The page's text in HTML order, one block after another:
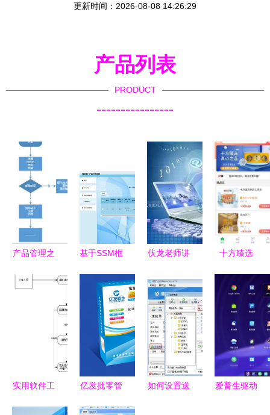
更新时间：2026-08-08 14:26:29
产品列表
PRODUCT
----------------
产品管理之
龙果到大使
智能工程心
基于SSM框
厂产品分拣
系统设计与
实现
伏龙老师讲
工程专业深
度解读
十方臻选
下载指南
安全获取软
件的正确方
式
实用软件工
亿发批零管
如何设置送
爱普生驱动